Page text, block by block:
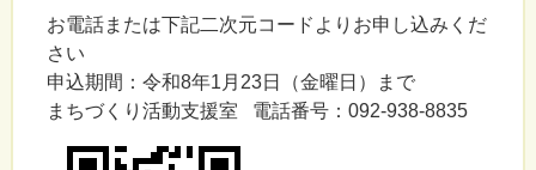
お電話または下記二次元コードよりお申し込みくだ
さい
申込期間：令和8年1月23日（金曜日）まで
まちづくり活動支援室 電話番号：092-938-8835